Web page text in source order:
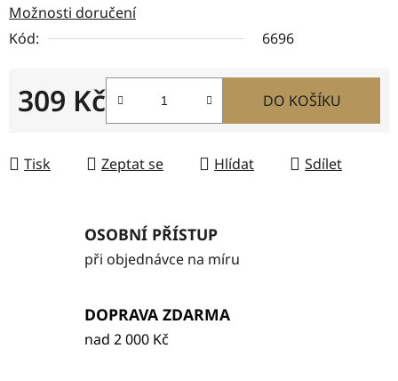
Možnosti doručení
Kód:
6696
309 Kč DO KOŠÍKU
Tisk Zeptat se Hlídat Sdílet
OSOBNÍ PŘÍSTUP
při objednávce na míru
DOPRAVA ZDARMA
nad 2 000 Kč